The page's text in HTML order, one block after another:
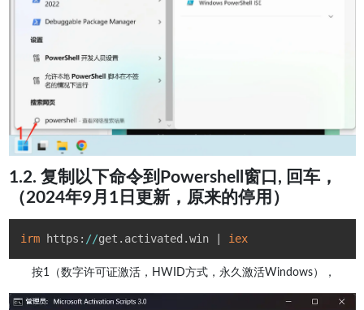
1.2. 复制以下命令到Powershell窗口, 回车，
（2024年9月1日更新，原来的停用）
irm https: //get . activated .win iex
按1（数字许可证激活，HWID方式，永久激活Windows），